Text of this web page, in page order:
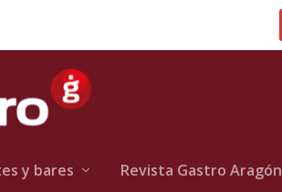
y bares Revista Gastro Aragón